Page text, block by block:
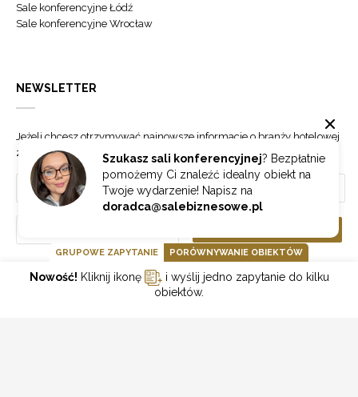
Szukasz sali konferencyjnej? Bezpłatnie
pomożemy Ci znaleźć idealny obiekt na
Twoje wydarzenie! Napisz na
doradca@salebiznesowe.pl
Sale konferencyjne Łódź
Sale konferencyjne Wrocław
NEWSLETTER
Jeżeli chcesz otrzymywać najnowsze informacje o branży hotelowej
zapisz się do naszego newslettera.
GOONLINE.PL SPÓŁKA Z OGRANICZONĄ ODPOWIEDZIALNOŚCIĄ SP.K.
GRUPOWE ZAPYTANIE PORÓWNYWANIE OBIEKTÓW
Nowość! Kliknij ikonę
i wyślij jedno zapytanie do kilku
obiektów.